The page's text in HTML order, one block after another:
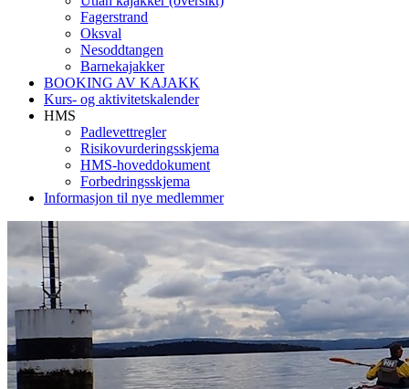
Fagerstrand
Oksval
Nesoddtangen
Barnekajakker
BOOKING AV KAJAKK
Kurs- og aktivitetskalender
HMS
Padlevettregler
Risikovurderingsskjema
HMS-hoveddokument
Forbedringsskjema
Informasjon til nye medlemmer